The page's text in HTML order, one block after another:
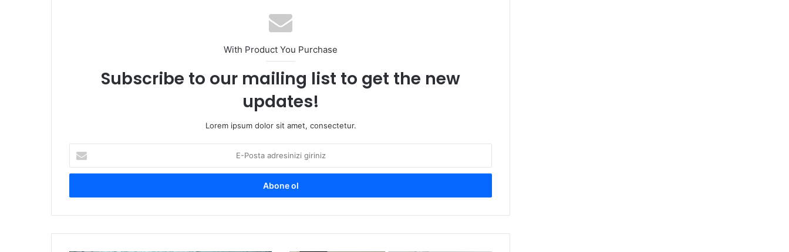
With Product You Purchase
Subscribe to our mailing list to get the new
updates!
Lorem ipsum dolor sit amet, consectetur.
P
s
a